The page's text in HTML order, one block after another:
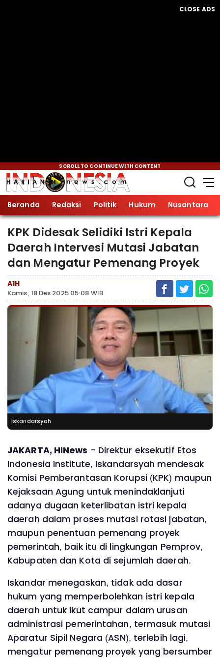
CLOSE ADS
SCROLL TO CONTINUE WITH CONTENT
Beranda Redaksi Politik Hukum Nusantara
KPK Didesak Selidiki Istri Kepala
Daerah Intervesi Mutasi Jabatan
dan Mengatur Pemenang Proyek
A1H
Kamis, 18 Des 2025 05:08 WIB
Iskandarsyah
JAKARTA, HINews - Direktur eksekutif Etos
Indonesia Institute, Iskandarsyah mendesak
Komisi Pemberantasan Korupsi (KPK) maupun
Kejaksaan Agung untuk menindaklanjuti
adanya dugaan keterlibatan istri kepala
daerah dalam proses mutasi rotasi jabatan,
maupun penentuan pemenang proyek
pemerintah, baik itu di lingkungan Pemprov,
Kabupaten dan Kota di sejumlah daerah.
Iskandar menegaskan, tidak ada dasar
hukum yang memperbolehkan istri kepala
daerah untuk ikut campur dalam urusan
administrasi pemerintahan, termasuk mutasi
Aparatur Sipil Negara (ASN), terlebih lagi,
mengatur pemenang proyek yang bersumber